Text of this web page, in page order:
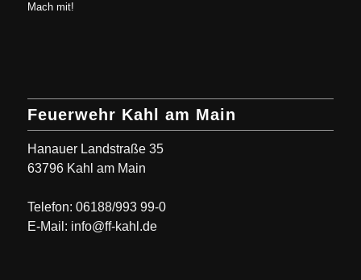
Mach mit!
Feuerwehr Kahl am Main
Hanauer Landstraße 35
63796 Kahl am Main
Telefon: 06188/993 99-0
E-Mail: info@ff-kahl.de